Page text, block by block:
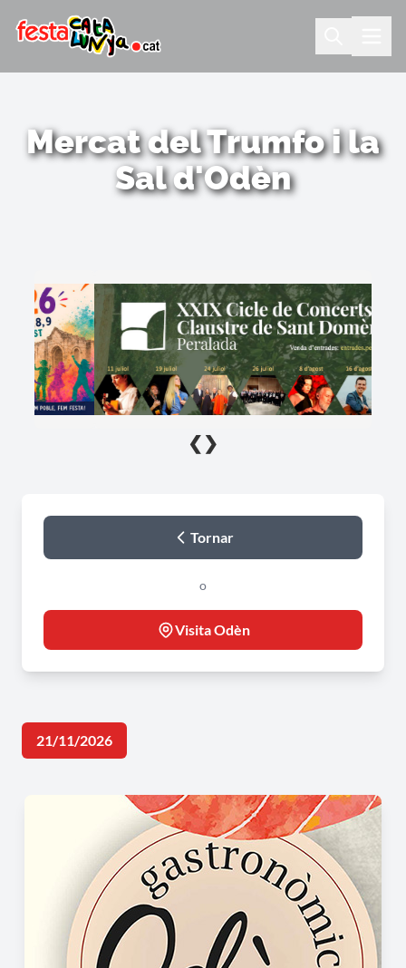
Mercat del Trumfo i la
Sal d'Odèn
❮ ❯
Tornar
o
Visita Odèn
21/11/2026